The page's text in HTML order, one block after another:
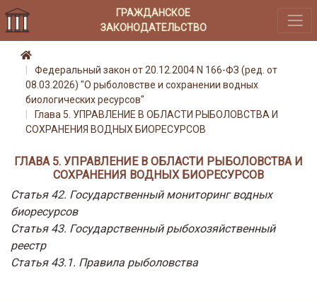
ГРАЖДАНСКОЕ
ЗАКОНОДАТЕЛЬСТВО
Федеральный закон от 20.12.2004 N 166-ФЗ (ред. от
08.03.2026) "О рыболовстве и сохранении водных
биологических ресурсов"
Глава 5. УПРАВЛЕНИЕ В ОБЛАСТИ РЫБОЛОВСТВА И
СОХРАНЕНИЯ ВОДНЫХ БИОРЕСУРСОВ
ГЛАВА 5. УПРАВЛЕНИЕ В ОБЛАСТИ РЫБОЛОВСТВА И
СОХРАНЕНИЯ ВОДНЫХ БИОРЕСУРСОВ
Статья 42. Государственный мониторинг водных
биоресурсов
Статья 43. Государственный рыбохозяйственный
реестр
Статья 43.1. Правила рыболовства